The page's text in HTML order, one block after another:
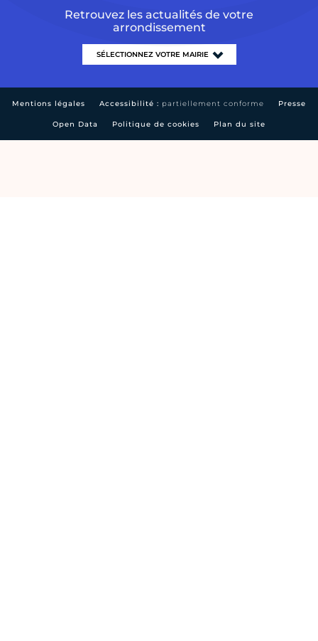
Retrouvez les actualités de votre
arrondissement
Mentions légales Accessibilité : partiellement conforme Presse
Open Data Politique de cookies Plan du site